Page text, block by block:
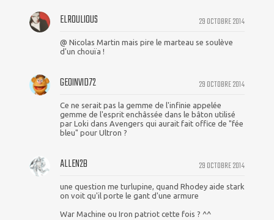
29 OCTOBRE 2014
ELROULIOUS
@ Nicolas Martin mais pire le marteau se soulève
d'un chouïa !
29 OCTOBRE 2014
GEOINVID72
Ce ne serait pas la gemme de l'infinie appelée
gemme de l'esprit enchâssée dans le bâton utilisé
par Loki dans Avengers qui aurait fait office de "fée
bleu" pour Ultron ?
29 OCTOBRE 2014
ALLEN2B
une question me turlupine, quand Rhodey aide stark
on voit qu'il porte le gant d'une armure
War Machine ou Iron patriot cette fois ? ^^